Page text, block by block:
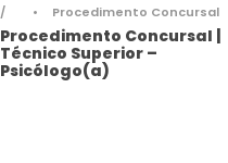
•
Procedimento Concursal
Procedimento Concursal |
Técnico Superior –
Psicólogo(a)